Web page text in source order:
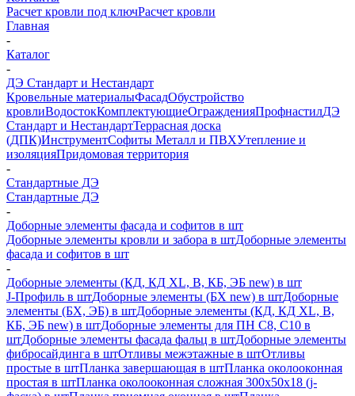
Расчет кровли под ключРасчет кровли
Главная
-
Каталог
-
ДЭ Стандарт и Нестандарт
Кровельные материалыФасадОбустройство
кровлиВодостокКомплектующиеОгражденияПрофнастилДЭ
Стандарт и НестандартТеррасная доска
(ДПК)ИнструментСофиты Металл и ПВХУтепление и
изоляцияПридомовая территория
-
Стандартные ДЭ
Стандартные ДЭ
-
Доборные элементы фасада и софитов в шт
Доборные элементы кровли и забора в штДоборные элементы
фасада и софитов в шт
-
Доборные элементы (КД, КД XL, В, КБ, ЭБ new) в шт
J-Профиль в штДоборные элементы (БХ new) в штДоборные
элементы (БХ, ЭБ) в штДоборные элементы (КД, КД XL, В,
КБ, ЭБ new) в штДоборные элементы для ПН С8, С10 в
штДоборные элементы фасада фальц в штДоборные элементы
фибросайдинга в штОтливы межэтажные в штОтливы
простые в штПланка завершающая в штПланка околооконная
простая в штПланка околооконная сложная 300х50х18 (j-